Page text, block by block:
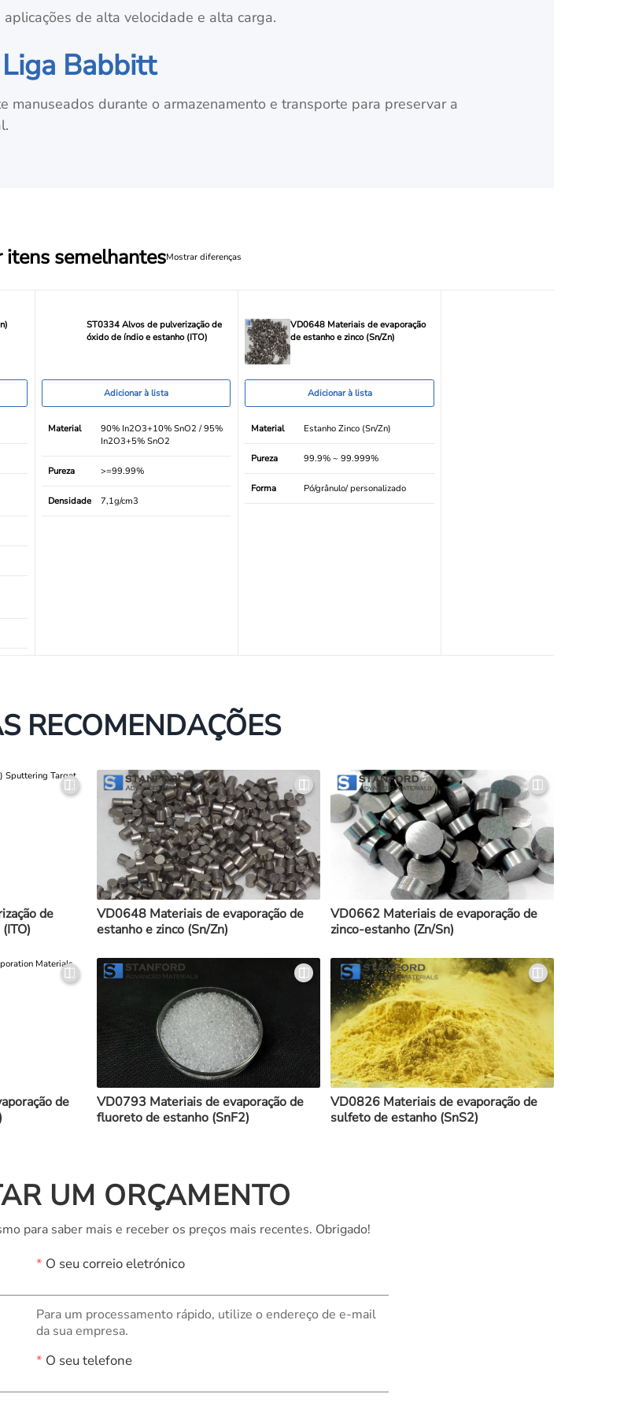
de alta velocidade e alta carga.
Babbitt
manuseados durante o armazenamento e transporte para preservar a
itens semelhantesMostrar diferenças
ST0334 Alvos de pulverização de
óxido de índio e estanho (ITO)
Adicionar à lista
Material
90% In2O3+10% SnO2 / 95%
In2O3+5% SnO2
Pureza >=99.99%
Densidade 7,1g/cm3
VD0648 Materiais de evaporação
de estanho e zinco (Sn/Zn)
Adicionar à lista
Material Estanho Zinco (Sn/Zn)
Pureza 99.9% ~ 99.999%
Forma Pó/grânulo/ personalizado
RECOMENDAÇÕES
de
VD0648 Materiais de evaporação de
estanho e zinco (Sn/Zn)
VD0662 Materiais de evaporação de
zinco-estanho (Zn/Sn)
de
VD0793 Materiais de evaporação de
fluoreto de estanho (SnF2)
VD0826 Materiais de evaporação de
sulfeto de estanho (SnS2)
UM ORÇAMENTO
para saber mais e receber os preços mais recentes. Obrigado!
* O seu correio eletrónico
Para um processamento rápido, utilize o endereço de e-mail
da sua empresa.
* O seu telefone